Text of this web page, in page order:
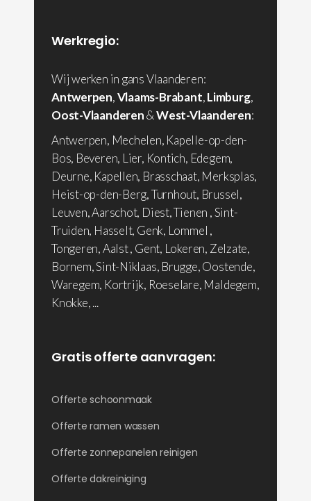
Werkregio:
Wij werken in gans Vlaanderen:
Antwerpen,Vlaams-Brabant,Limburg,
Oost-Vlaanderen&West-Vlaanderen:
Antwerpen, Mechelen, Kapelle-op-den-
Bos, Beveren, Lier, Kontich, Edegem,
Deurne, Kapellen, Brasschaat, Merksplas,
Heist-op-den-Berg, Turnhout, Brussel,
Leuven, Aarschot, Diest, Tienen , Sint-
Truiden, Hasselt, Genk, Lommel ,
Tongeren, Aalst , Gent, Lokeren, Zelzate,
Bornem, Sint-Niklaas, Brugge, Oostende,
Waregem, Kortrijk, Roeselare, Maldegem,
Knokke, ...
Gratis offerte aanvragen:
Offerte schoonmaak
Offerte ramen wassen
Offerte zonnepanelen reinigen
Offerte dakreiniging